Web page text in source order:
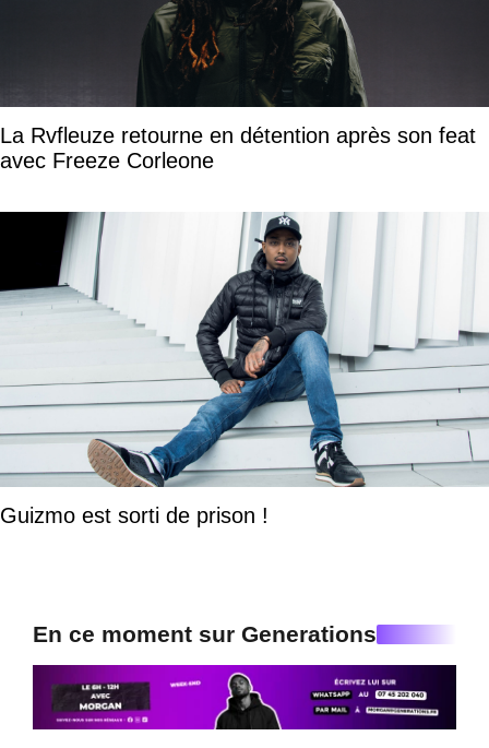
La Rvfleuze retourne en détention après son feat
avec Freeze Corleone
Guizmo est sorti de prison !
En ce moment sur Generations